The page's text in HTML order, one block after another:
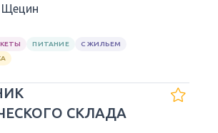
ПИТАНИЕ
С ЖИЛЬЕМ
СКЛАДА